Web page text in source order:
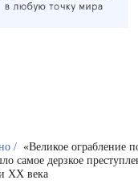
/ «Великое ограбление
самое дерзкое
XX века